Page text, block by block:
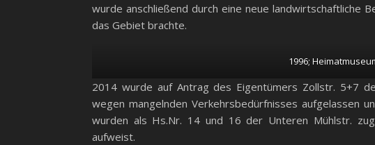
wurde anschließend durch eine neue landwirtschaftliche
das Gebiet brachte.
1996;
2014 wurde auf Antrag des Eigentümers Zollstr. 5+7
wegen mangelnden Verkehrsbedürfnisses aufgelassen
wurden als Hs.Nr. 14 und 16 der Unteren Mühlstr.
aufweist.